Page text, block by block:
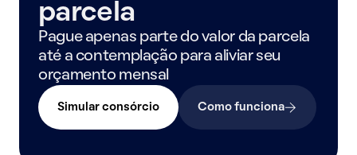
parcela
Pague apenas parte do valor da parcela
até a contemplação para aliviar seu
orçamento mensal
Simular consórcio Como funciona